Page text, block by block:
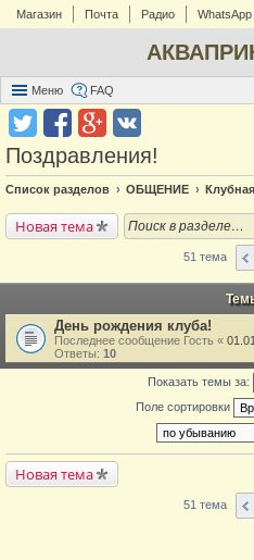
Магазин Почта Радио WhatsApp
Меню FAQ
Поздравления!
Список разделов ОБЩЕНИЕ
Новая тема
51 тема
День рождения клуба!
Последнее сообщение Гость «
Ответы: 10
Показать темы за:
Поле сортировки
Новая тема
51 тема